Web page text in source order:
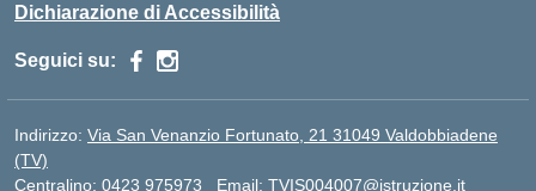
Dichiarazione di Accessibilità
Seguici su:
Indirizzo: Via San Venanzio Fortunato, 21 31049 Valdobbiadene
(TV)
Centralino: 0423 975973 Email: TVIS004007@istruzione.it